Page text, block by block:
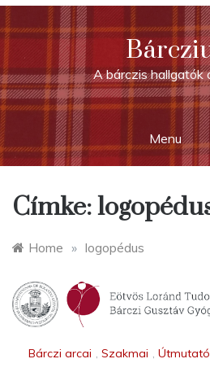
Skip
to
content
A bárczis hallgatók
Menu
Címke:
Home » logopédus
Bárczi arcai , Szakmai , Útmutató